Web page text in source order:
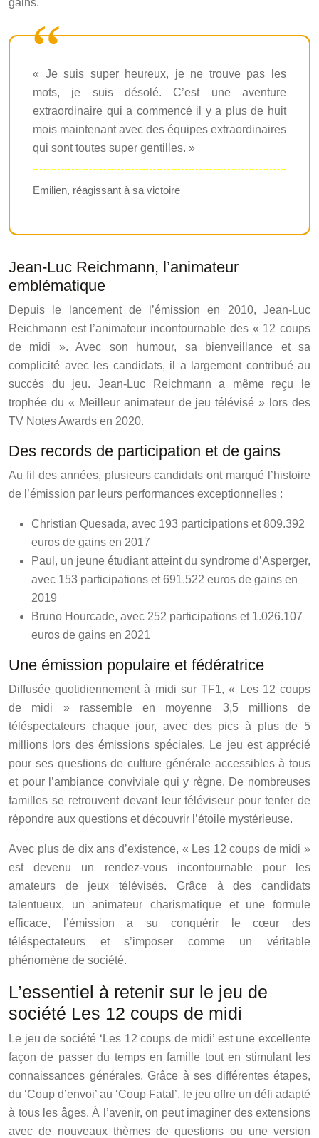
« Je suis super heureux, je ne trouve pas les
mots, je suis désolé. C’est une aventure
extraordinaire qui a commencé il y a plus de huit
mois maintenant avec des équipes extraordinaires
qui sont toutes super gentilles. »
Emilien, réagissant à sa victoire
Jean-Luc Reichmann, l’animateur
emblématique
Depuis le lancement de l’émission en 2010, Jean-Luc
Reichmann est l’animateur incontournable des « 12 coups
de midi ». Avec son humour, sa bienveillance et sa
complicité avec les candidats, il a largement contribué au
succès du jeu. Jean-Luc Reichmann a même reçu le
trophée du « Meilleur animateur de jeu télévisé » lors des
TV Notes Awards en 2020.
Des records de participation et de gains
Au fil des années, plusieurs candidats ont marqué l’histoire
de l’émission par leurs performances exceptionnelles :
Christian Quesada, avec 193 participations et 809.392
euros de gains en 2017
Paul, un jeune étudiant atteint du syndrome d’Asperger,
avec 153 participations et 691.522 euros de gains en
2019
Bruno Hourcade, avec 252 participations et 1.026.107
euros de gains en 2021
Une émission populaire et fédératrice
Diffusée quotidiennement à midi sur TF1, « Les 12 coups
de midi » rassemble en moyenne 3,5 millions de
téléspectateurs chaque jour, avec des pics à plus de 5
millions lors des émissions spéciales. Le jeu est apprécié
pour ses questions de culture générale accessibles à tous
et pour l’ambiance conviviale qui y règne. De nombreuses
familles se retrouvent devant leur téléviseur pour tenter de
répondre aux questions et découvrir l’étoile mystérieuse.
Avec plus de dix ans d’existence, « Les 12 coups de midi »
est devenu un rendez-vous incontournable pour les
amateurs de jeux télévisés. Grâce à des candidats
talentueux, un animateur charismatique et une formule
efficace, l’émission a su conquérir le cœur des
téléspectateurs et s’imposer comme un véritable
phénomène de société.
L’essentiel à retenir sur le jeu de
société Les 12 coups de midi
Le jeu de société ‘Les 12 coups de midi’ est une excellente
façon de passer du temps en famille tout en stimulant les
connaissances générales. Grâce à ses différentes étapes,
du ‘Coup d’envoi’ au ‘Coup Fatal’, le jeu offre un défi adapté
à tous les âges. À l’avenir, on peut imaginer des extensions
avec de nouveaux thèmes de questions ou une version